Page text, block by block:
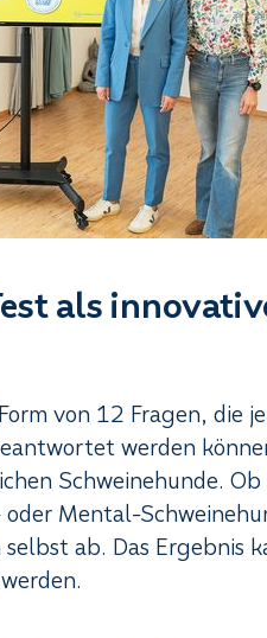
als
von 12 Fragen, die
werden
Schweinehunde.
Mental-
ab. Das Ergebnis